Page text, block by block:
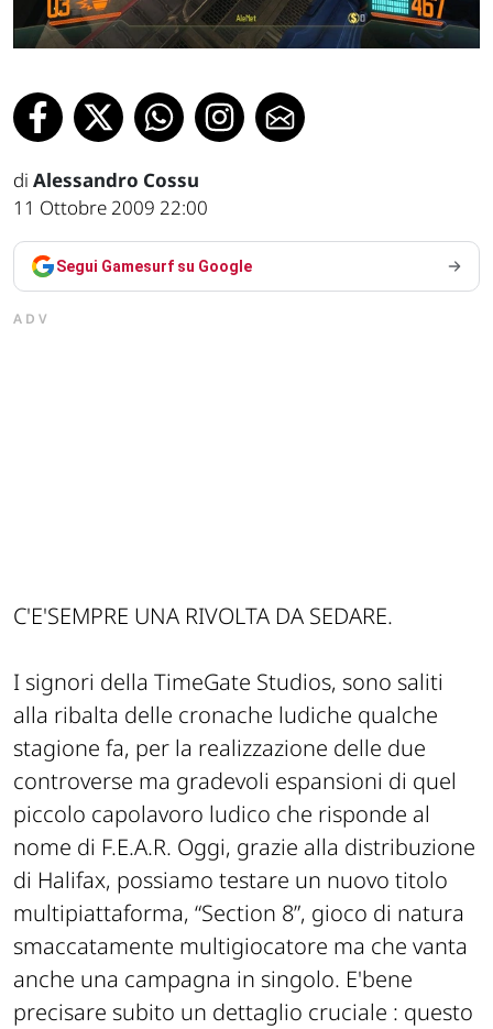
di Alessandro Cossu
11 Ottobre 2009 22:00
Segui Gamesurf su Google
ADV
C'E'SEMPRE UNA RIVOLTA DA SEDARE.
I signori della TimeGate Studios, sono saliti
alla ribalta delle cronache ludiche qualche
stagione fa, per la realizzazione delle due
controverse ma gradevoli espansioni di quel
piccolo capolavoro ludico che risponde al
nome di F.E.A.R. Oggi, grazie alla distribuzione
di Halifax, possiamo testare un nuovo titolo
multipiattaforma, “Section 8”, gioco di natura
smaccatamente multigiocatore ma che vanta
anche una campagna in singolo. E'bene
precisare subito un dettaglio cruciale : questo